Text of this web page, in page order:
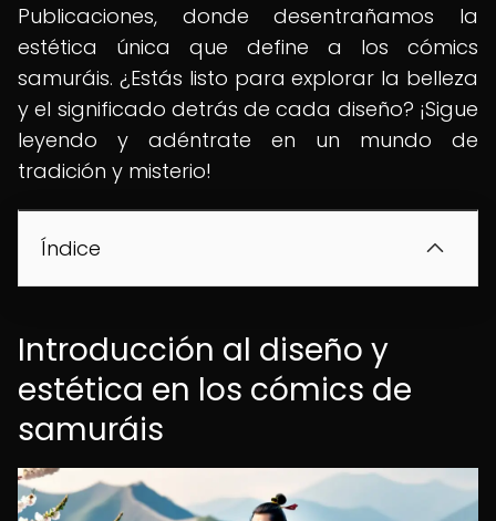
Publicaciones, donde desentrañamos la
estética única que define a los cómics
samuráis. ¿Estás listo para explorar la belleza
y el significado detrás de cada diseño? ¡Sigue
leyendo y adéntrate en un mundo de
tradición y misterio!
Índice
Introducción al diseño y
estética en los cómics de
samuráis